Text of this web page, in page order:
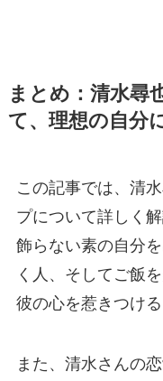
まとめ：清水尋
て、理想の自分
この記事では、清
プについて詳しく
飾らない素の自分
く人、そしてご飯
彼の心を惹きつけ
また、清水さんの